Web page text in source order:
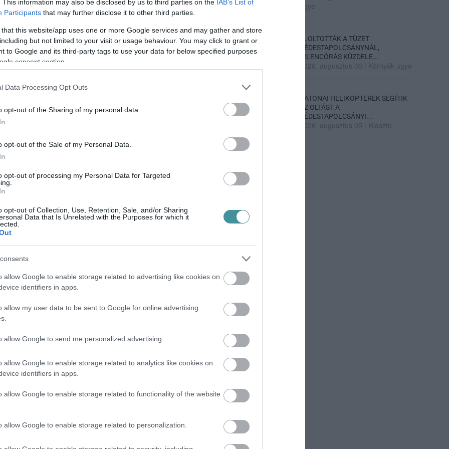
This information may also be disclosed by us to third parties on the IAB’s List of
Participants that may further disclose it to other third parties.
that this website/app uses one or more Google services and may gather and store
but not limited to your visit or usage behaviour. You may click to grant or
to Google and its third-party tags to use your data for below specified purposes
consent section.
Data Processing Opt Outs
opt-out of the Sharing of my personal data.
opt-out of the Sale of my Personal Data.
opt-out of processing my Personal Data for Targeted
opt-out of Collection, Use, Retention, Sale, and/or Sharing
Data that Is Unrelated with the Purposes for which it
allow Google to enable storage related to advertising like cookies on
identifiers in apps.
allow my user data to be sent to Google for online advertising
allow Google to send me personalized advertising.
allow Google to enable storage related to analytics like cookies on
identifiers in apps.
allow Google to enable storage related to functionality of the website
allow Google to enable storage related to personalization.
gondolja a legfájóbbnak, az
ellenőrzés megszerzése miatt. A több
Orbán álláspontja szerint épp
fogyasztáscsökkentéséről einstand,
el a gázt, és adná oda azoknak,
kihívás a népesedés, „jóval több a
azok közé a népek közé tartozik,
és ha nem lesz fordulat, előbb-
is lehetne nevezni a
mondható a nyugat pár része,
kívüli nemzetek élnek együtt, nem
szerinte a nyugat szellemi
között. „Brüsszel a Soros-féle
a bevándorlókat” – mondta
az európai népek összekeverednek az
És vagyunk mi, ahol Európán belül élő
a Kárpát-Medencében nem vagyunk
vagyunk a keveréke” -
a törökök megállítására hivatkozott.
rá az iszlám, hogy keletről nem lehet
szerinte majd a gyerekeinknek is
mindenkit beengedni ide.
ügye
ELOLTOTTÁK A TÜZET
DÉDESTAPOLCSÁNYNÁL,
KILENCÓRÁS KÜZDELE...
2026. augusztus 06 Környék ügye
KATONAI HELIKOPTEREK SEGÍTIK
AZ OLTÁST A
DÉDESTAPOLCSÁNYI...
2026. augusztus 05 Riasztó